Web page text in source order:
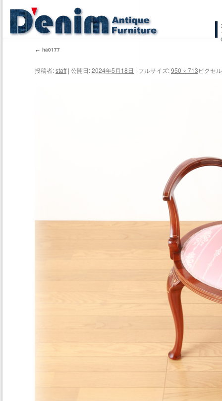
ン
ッ
← ha0177
投稿者:staff | 公開日:2024年5月18日 | フルサイズ:950 × 713ピクセル